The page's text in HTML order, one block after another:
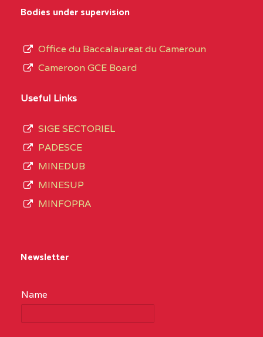
Bodies under supervision
Office du Baccalaureat du Cameroun
Cameroon GCE Board
Useful Links
SIGE SECTORIEL
PADESCE
MINEDUB
MINESUP
MINFOPRA
Newsletter
Name